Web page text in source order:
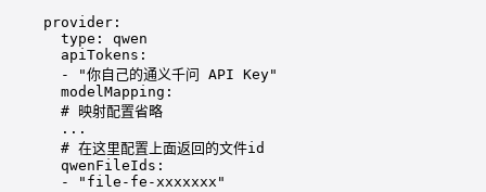
provider :
type : qwen
apiTokens :
-
"你自己的通义千问 API Key"
modelMapping :
# 映射配置省略
...
# 在这里配置上面返回的文件id
qwenFileIds :
-
"file-fe-xxxxxxx"